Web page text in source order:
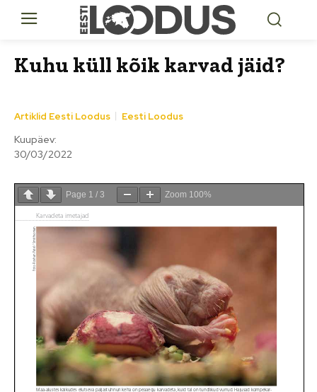
Kuhu küll kõik karvad jäid?
Artiklid Eesti Loodus Eesti Loodus
Kuupäev:
30/03/2022
Page 1 / 3 Zoom 100%